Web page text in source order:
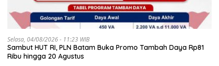
Selasa, 04/08/2026 - 11:23 WIB
Sambut HUT RI, PLN Batam Buka Promo Tambah Daya Rp81
Ribu hingga 20 Agustus